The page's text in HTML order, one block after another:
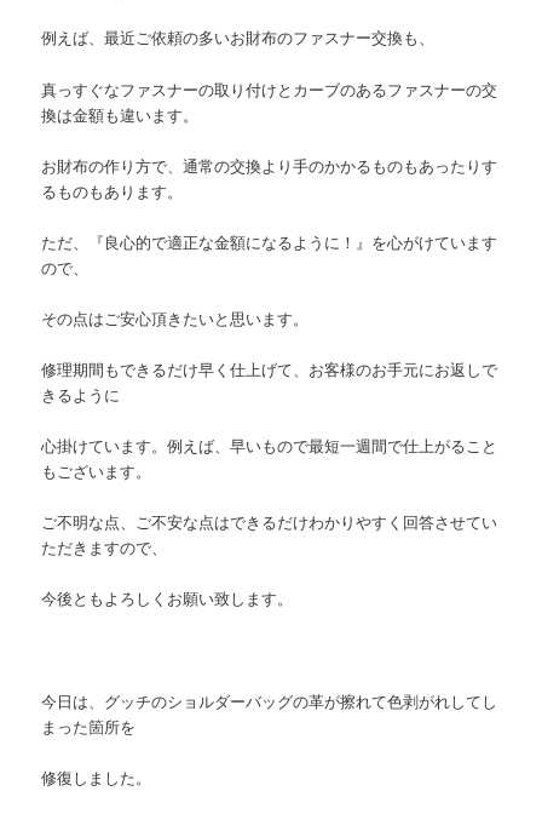
例えば、最近ご依頼の多いお財布のファスナー交換も、
真っすぐなファスナーの取り付けとカーブのあるファスナーの交
換は金額も違います。
お財布の作り方で、通常の交換より手のかかるものもあったりす
るものもあります。
ただ、『良心的で適正な金額になるように！』を心がけています
ので、
その点はご安心頂きたいと思います。
修理期間もできるだけ早く仕上げて、お客様のお手元にお返しで
きるように
心掛けています。例えば、早いもので最短一週間で仕上がること
もございます。
ご不明な点、ご不安な点はできるだけわかりやすく回答させてい
ただきますので、
今後ともよろしくお願い致します。
今日は、グッチのショルダーバッグの革が擦れて色剥がれしてし
まった箇所を
修復しました。